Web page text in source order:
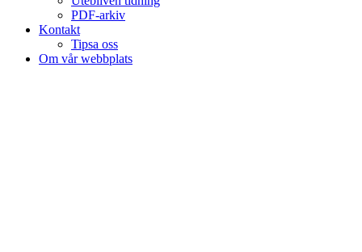
PDF-arkiv
Kontakt
Tipsa oss
Om vår webbplats